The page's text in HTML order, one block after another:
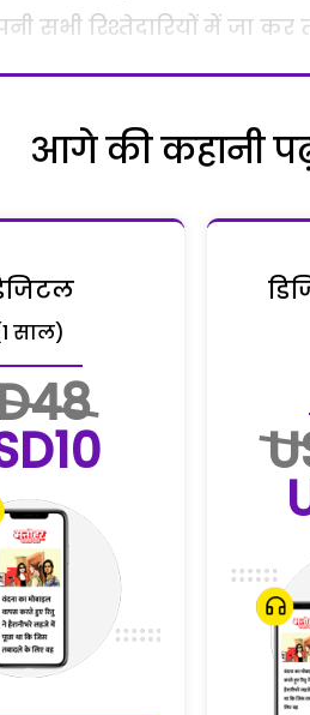
सभी रिश्तेदारियों में जा
आगे की कहानी
साल)